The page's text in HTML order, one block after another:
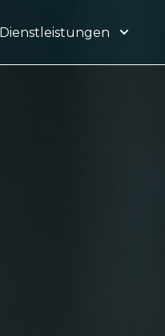
Dienstleistungen